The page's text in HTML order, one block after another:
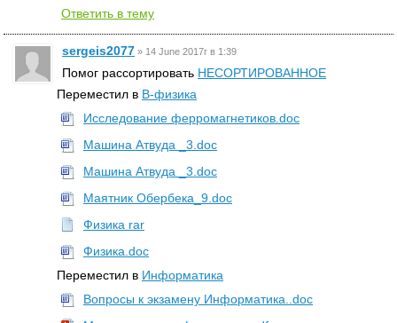
Ответить в тему
sergeis2077 » 14 June 2017г в 1:39
Помог рассортировать НЕСОРТИРОВАННОЕ
Переместил в B-физика
Исследование ферромагнетиков.doc
Машина Атвуда _3.doc
Машина Атвуда _3.doc
Маятник Обербека_9.doc
Физика rar
Физика.doc
Переместил в Информатика
Вопросы к экзамену Информатика..doc